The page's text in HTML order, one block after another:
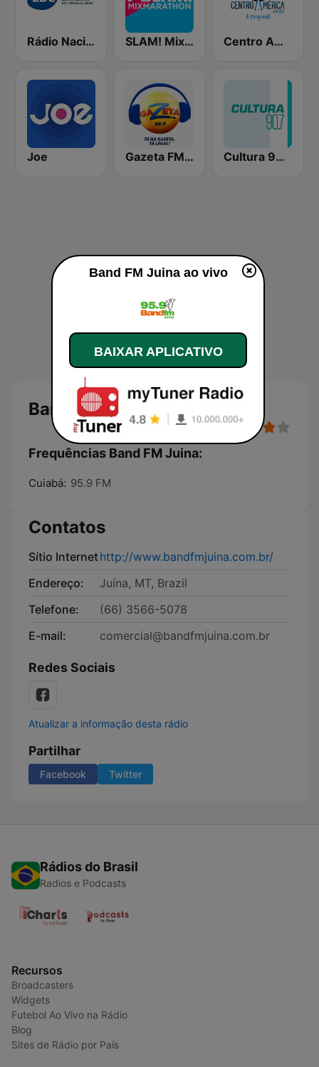
Rádio Nacional da Amazônia SLAM! Mixmarathon Centro América FM 99.1
Joe Gazeta FM Cuiaba Cultura 90.7 FM
Band FM Juina
Frequências Band FM Juina:
Cuiabá: 95.9 FM
Contatos
Sítio Internethttp://www.bandfmjuina.com.br/
Endereço:
Juína, MT, Brazil
Telefone:
(66) 3566-5078
E-mail:
comercial@bandfmjuina.com.br
Redes Sociais
Atualizar a informação desta rádio
Partilhar
Facebook Twitter
Rádios do Brasil
Radios e Podcasts
Recursos
Broadcasters
Widgets
Futebol Ao Vivo na Rádio
Blog
Sites de Rádio por País
Band FM Juina ao vivo
BAIXAR APLICATIVO